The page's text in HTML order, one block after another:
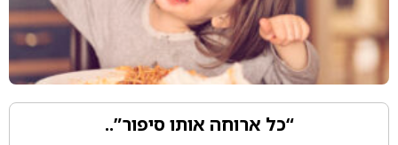
“כל ארוחה אותו סיפור”..